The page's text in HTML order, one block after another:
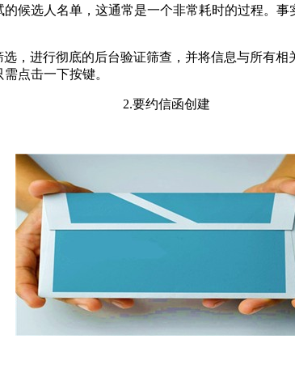
候选人名单，这通常是一个非常耗时的过程。
，进行彻底的后台验证筛查，并将信息与所有
点击一下按键。
2.要约信函创建